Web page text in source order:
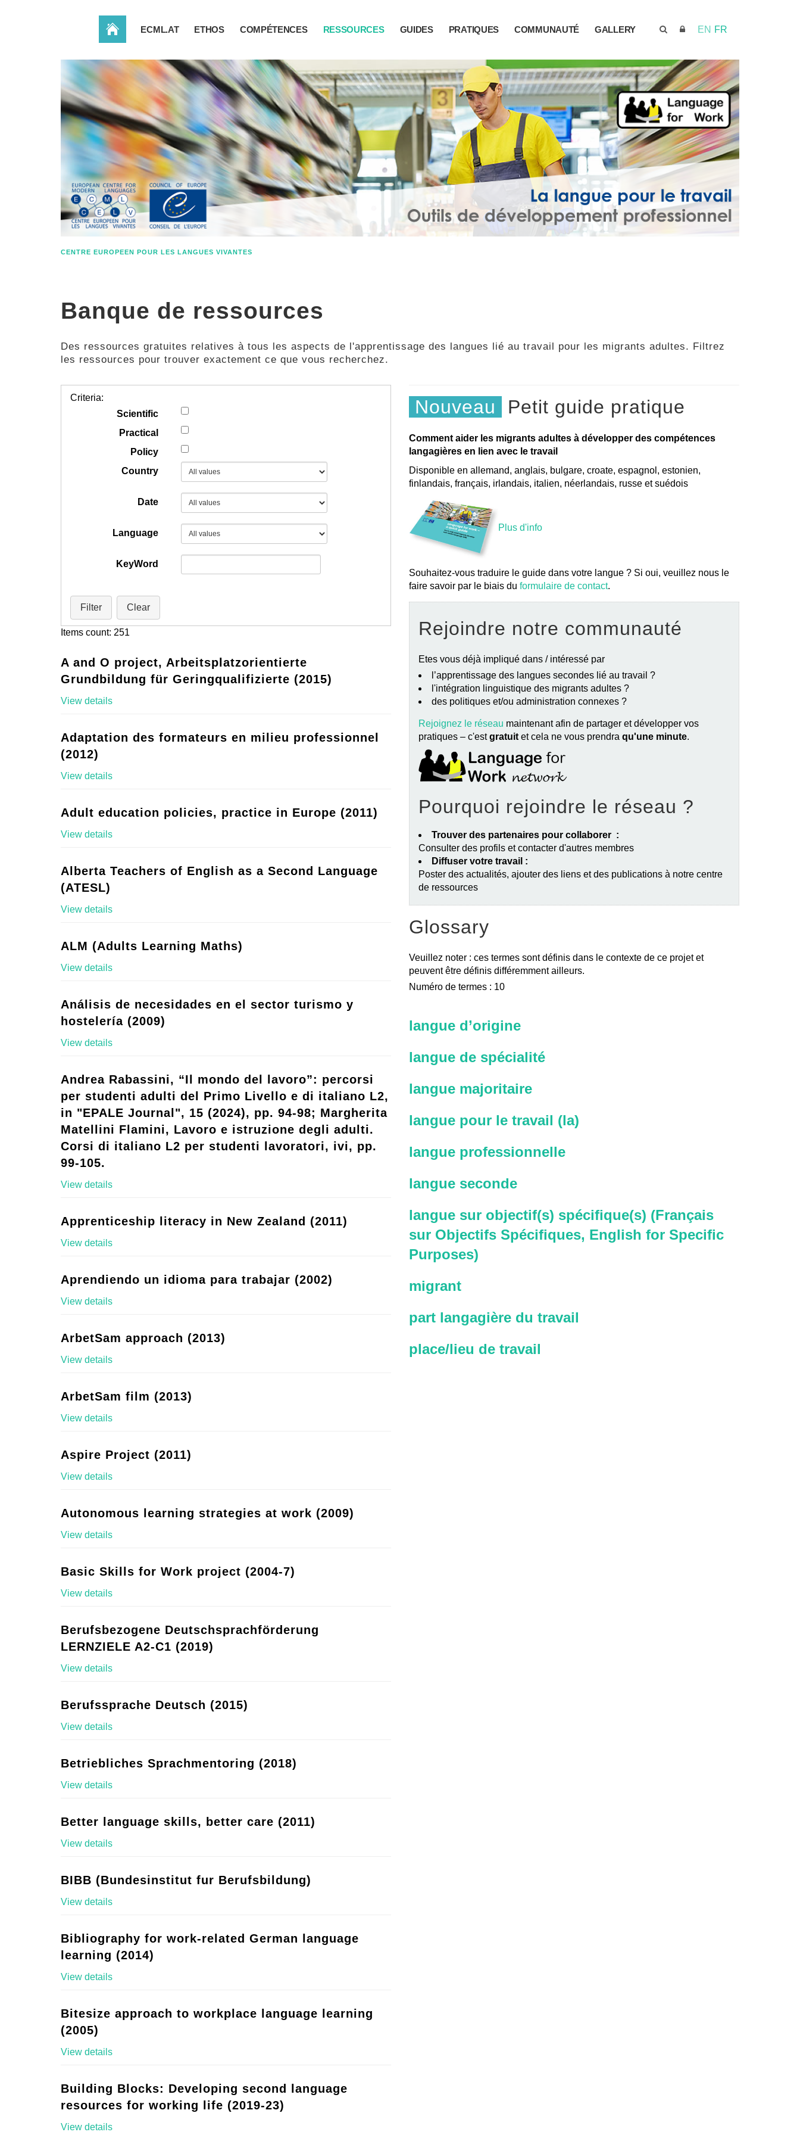
EN FR
ACCUEIL ECML.AT ETHOS COMPÉTENCES RESSOURCES GUIDES PRATIQUES COMMUNAUTÉ GALLERY
CENTRE EUROPEEN POUR LES LANGUES VIVANTES
Banque de ressources
Des ressources gratuites relatives à tous les aspects de l'apprentissage des langues lié au travail pour les migrants adultes. Filtrez
les ressources pour trouver exactement ce que vous recherchez.
Criteria:
Scientific
Practical
Policy
Country
Date
Language
KeyWord
Filter Clear
Items count: 251
A and O project, Arbeitsplatzorientierte
Grundbildung für Geringqualifizierte (2015)
View details
Adaptation des formateurs en milieu professionnel
(2012)
View details
Adult education policies, practice in Europe (2011)
View details
Alberta Teachers of English as a Second Language
(ATESL)
View details
ALM (Adults Learning Maths)
View details
Análisis de necesidades en el sector turismo y
hostelería (2009)
View details
Andrea Rabassini, “Il mondo del lavoro”: percorsi
per studenti adulti del Primo Livello e di italiano L2,
in "EPALE Journal", 15 (2024), pp. 94-98; Margherita
Matellini Flamini, Lavoro e istruzione degli adulti.
Corsi di italiano L2 per studenti lavoratori, ivi, pp.
99-105.
View details
Apprenticeship literacy in New Zealand (2011)
View details
Aprendiendo un idioma para trabajar (2002)
View details
ArbetSam approach (2013)
View details
ArbetSam film (2013)
View details
Aspire Project (2011)
View details
Autonomous learning strategies at work (2009)
View details
Basic Skills for Work project (2004-7)
View details
Berufsbezogene Deutschsprachförderung
LERNZIELE A2-C1 (2019)
View details
Berufssprache Deutsch (2015)
View details
Betriebliches Sprachmentoring (2018)
View details
Better language skills, better care (2011)
View details
BIBB (Bundesinstitut fur Berufsbildung)
View details
Bibliography for work-related German language
learning (2014)
View details
Bitesize approach to workplace language learning
(2005)
View details
Building Blocks: Developing second language
resources for working life (2019-23)
View details
Nouveau Petit guide pratique
Comment aider les migrants adultes à développer des compétences
langagières en lien avec le travail
Disponible en allemand, anglais, bulgare, croate, espagnol, estonien,
finlandais, français, irlandais, italien, néerlandais, russe et suédois
Plus d'info
Souhaitez-vous traduire le guide dans votre langue ? Si oui, veuillez nous le
faire savoir par le biais du formulaire de contact.
Rejoindre notre communauté
Etes vous déjà impliqué dans / intéressé par
l’apprentissage des langues secondes lié au travail ?
l'intégration linguistique des migrants adultes ?
des politiques et/ou administration connexes ?
Rejoignez le réseau maintenant afin de partager et développer vos
pratiques – c'estgratuit et cela ne vous prendra qu'une minute.
Pourquoi rejoindre le réseau ?
Trouver des partenaires pour collaborer :
Consulter des profils et contacter d'autres membres
Diffuser votre travail :
Poster des actualités, ajouter des liens et des publications à notre centre
de ressources
Glossary
Veuillez noter : ces termes sont définis dans le contexte de ce projet et
peuvent être définis différemment ailleurs.
Numéro de termes : 10
langue d’origine
langue de spécialité
langue majoritaire
langue pour le travail (la)
langue professionnelle
langue seconde
langue sur objectif(s) spécifique(s) (Français
sur Objectifs Spécifiques, English for Specific
Purposes)
migrant
part langagière du travail
place/lieu de travail